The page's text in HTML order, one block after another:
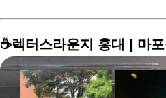
☕️렉터스라운지 홍대 | 마